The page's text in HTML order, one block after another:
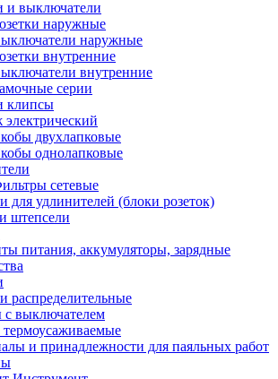
и выключатели
наружные
наружные
внутренние
внутренние
серии
клипсы
двухлапковые
однолапковые
сетевые
для удлинителей (блоки розеток)
штепсели
питания, аккумуляторы, зарядные
распределительные
выключателем
и принадлежности для паяльных работ